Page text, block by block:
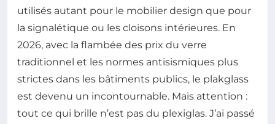
utilisés autant pour le mobilier design que pour
la signalétique ou les cloisons intérieures. En
2026, avec la flambée des prix du verre
traditionnel et les normes antisismiques plus
strictes dans les bâtiments publics, le plakglass
est devenu un incontournable. Mais attention :
tout ce qui brille n’est pas du plexiglas. J’ai passé